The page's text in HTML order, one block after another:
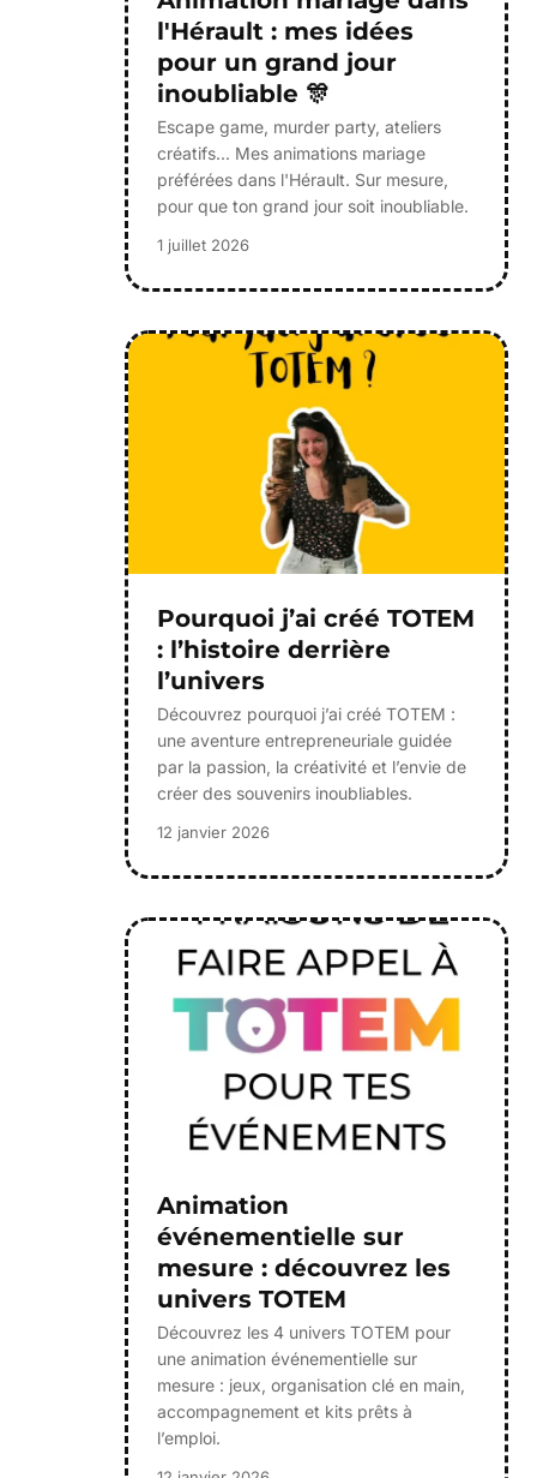
l'Hérault : mes idées
pour un grand jour
inoubliable 🎊
Escape game, murder party, ateliers
créatifs... Mes animations mariage
préférées dans l'Hérault. Sur mesure,
pour que ton grand jour soit inoubliable.
1 juillet 2026
Pourquoi j’ai créé TOTEM
: l’histoire derrière
l’univers
Découvrez pourquoi j’ai créé TOTEM :
une aventure entrepreneuriale guidée
par la passion, la créativité et l’envie de
créer des souvenirs inoubliables.
12 janvier 2026
Animation
événementielle sur
mesure : découvrez les
univers TOTEM
Découvrez les 4 univers TOTEM pour
une animation événementielle sur
mesure : jeux, organisation clé en main,
accompagnement et kits prêts à
l’emploi.